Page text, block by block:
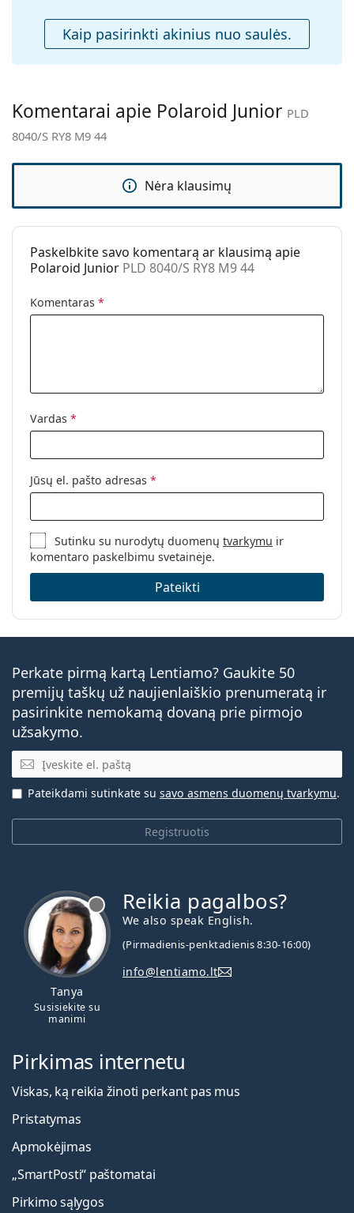
Priedai
Dėklas:
Ne
Valymo šluostė:
Taip
Lytis:
Vaikams
Kodas:
PLD 8040/S RY8 M9 44
Kaip pasirinkti akinius nuo saulės.
Komentarai apie Polaroid Junior PLD
8040/S RY8 M9 44
Nėra klausimų
Paskelbkite savo komentarą ar klausimą apie
Polaroid Junior PLD 8040/S RY8 M9 44
Komentaras *
Vardas *
Jūsų el. pašto adresas *
Sutinku su nurodytų duomenųtvarkymu ir
komentaro paskelbimu svetainėje.
Pateikti
Perkate pirmą kartą Lentiamo? Gaukite 50
premijų taškų už naujienlaiškio prenumeratą ir
pasirinkite nemokamą dovaną prie pirmojo
užsakymo.
El. pašto adresas
Registruotis
Pateikdami sutinkate su savo asmens duomenų tvarkymu.
Tanya
Susisiekite su
manimi
Reikia pagalbos?
We also speak English.
(Pirmadienis-penktadienis 8:30-16:00)
info@lentiamo.lt
Pirkimas internetu
Viskas, ką reikia žinoti perkant pas mus
Pristatymas
Apmokėjimas
„SmartPosti“ paštomatai
Pirkimo sąlygos